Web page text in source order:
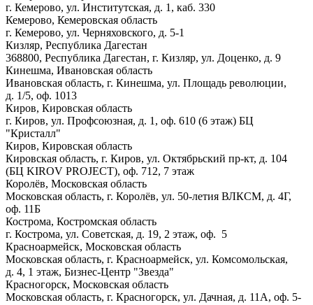
г. Кемерово, ул. Институтская, д. 1, каб. 330
Кемерово, Кемеровская область
г. Кемерово, ул. Черняховского, д. 5-1
Кизляр, Республика Дагестан
368800, Республика Дагестан, г. Кизляр, ул. Доценко, д. 9
Кинешма, Ивановская область
Ивановская область, г. Кинешма, ул. Площадь революции,
д. 1/5, оф. 1013
Киров, Кировская область
г. Киров, ул. Профсоюзная, д. 1, оф. 610 (6 этаж) БЦ
"Кристалл"
Киров, Кировская область
Кировская область, г. Киров, ул. Октябрьский пр-кт, д. 104
(БЦ KIROV PROJECT), оф. 712, 7 этаж
Королёв, Московская область
Московская область, г. Королёв, ул. 50-летия ВЛКСМ, д. 4Г,
оф. 11Б
Кострома, Костромская область
г. Кострома, ул. Советская, д. 19, 2 этаж, оф. 5
Красноармейск, Московская область
Московская область, г. Красноармейск, ул. Комсомольская,
д. 4, 1 этаж, Бизнес-Центр "Звезда"
Красногорск, Московская область
Московская область, г. Красногорск, ул. Дачная, д. 11А, оф. 5-